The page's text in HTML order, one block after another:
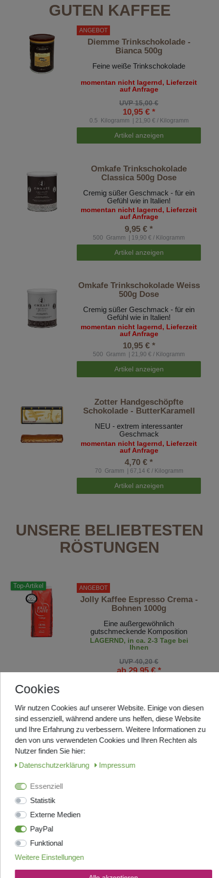
GUTEN KAFFEE
ANGEBOT
Diemme Trinkschokolade -
Bianca 500g
Feine weiße Trinkschokolade
momentan nicht lagernd, Lieferzeit
auf Anfrage
UVP 15,00 €
10,95 € *
0.5 Kilogramm | 21,90 € / Kilogramm
Artikel anzeigen
Omkafe Trinkschokolade
Classica 500g Dose
Cremig süßer Geschmack - für ein
Gefühl wie in Italien!
momentan nicht lagernd, Lieferzeit
auf Anfrage
9,95 € *
500 Gramm | 19,90 € / Kilogramm
Artikel anzeigen
Omkafe Trinkschokolade Weiss
500g Dose
Cremig süßer Geschmack - für ein
Gefühl wie in Italien!
momentan nicht lagernd, Lieferzeit
auf Anfrage
10,95 € *
500 Gramm | 21,90 € / Kilogramm
Artikel anzeigen
Zotter Handgeschöpfte
Schokolade - ButterKaramell
NEU - extrem interessanter
Geschmack
momentan nicht lagernd, Lieferzeit
auf Anfrage
4,70 € *
70 Gramm | 67,14 € / Kilogramm
Artikel anzeigen
UNSERE BELIEBTESTEN
RÖSTUNGEN
Top-Artikel ANGEBOT
Jolly Kaffee Espresso Crema -
Bohnen 1000g
Eine außergewöhnlich
gutschmeckende Komposition
LAGERND, in ca. 2-3 Tage bei
Ihnen
UVP 40,20 €
ab 29,95 € *
ANGEBOT
Omkafe Kaffee Espresso -
UNSERE BELIEBTESTE RÖSTUNG
- 92% Arabica
Maximum Class - Bohnen
Cookies
Wir nutzen Cookies auf unserer Website. Einige von diesen
sind essenziell, während andere uns helfen, diese Website
und Ihre Erfahrung zu verbessern. Weitere Informationen zu
den von uns verwendeten Cookies und Ihren Rechten als
Nutzer finden Sie hier:
Daten­schutz­erklärung
Impressum
Essenziell
Statistik
Externe Medien
PayPal
Funktional
Weitere Einstellungen